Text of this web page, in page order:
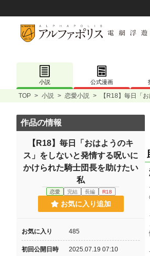
小説 公式漫画
TOP > 小説 > 恋愛小説 > 【R18】毎日「
作品の情報
【R18】毎日「おはようのキ
ス」をしないと発情する呪いに
かけられた騎士団長を助けたい
私
恋愛 完結 長編 R18
お気に入り追加
お気に入り 485
初回公開日時 2025.07.19 07:10